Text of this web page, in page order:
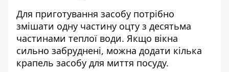
Для приготування засобу потрібно
змішати одну частину оцту з десятьма
частинами теплої води. Якщо вікна
сильно забруднені, можна додати кілька
крапель засобу для миття посуду.